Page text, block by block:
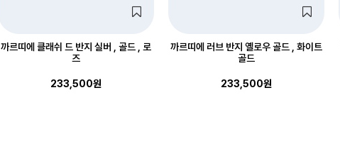
까르띠에 클래쉬 드 반지 실버 , 골드 , 로
즈
233,500원
까르띠에 러브 반지 옐로우 골드 , 화이트
골드
233,500원